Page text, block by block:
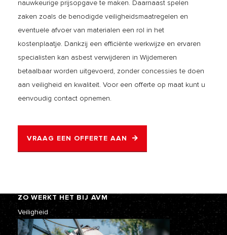
nauwkeurige prijsopgave te maken. Daarnaast spelen
zaken zoals de benodigde veiligheidsmaatregelen en
eventuele afvoer van materialen een rol in het
kostenplaatje. Dankzij een efficiënte werkwijze en ervaren
specialisten kan asbest verwijderen in Wijdemeren
betaalbaar worden uitgevoerd, zonder concessies te doen
aan veiligheid en kwaliteit. Voor een offerte op maat kunt u
eenvoudig contact opnemen.
VRAAG EEN OFFERTE AAN
ZO WERKT HET BIJ AVM
Veiligheid